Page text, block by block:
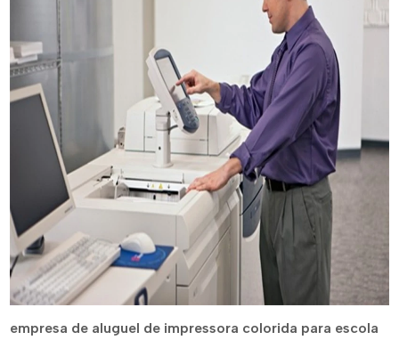
empresa de aluguel de impressora colorida para escola